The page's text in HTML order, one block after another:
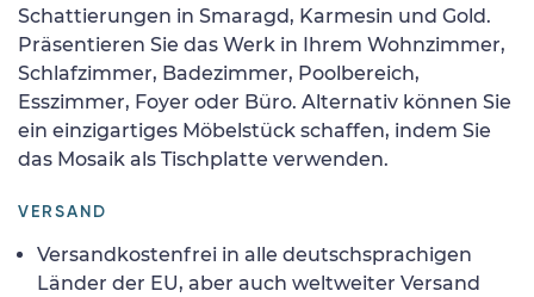
Schattierungen in Smaragd, Karmesin und Gold.
Präsentieren Sie das Werk in Ihrem Wohnzimmer,
Schlafzimmer, Badezimmer, Poolbereich,
Esszimmer, Foyer oder Büro. Alternativ können Sie
ein einzigartiges Möbelstück schaffen, indem Sie
das Mosaik als Tischplatte verwenden.
VERSAND
Versandkostenfrei in alle deutschsprachigen
Länder der EU, aber auch weltweiter Versand